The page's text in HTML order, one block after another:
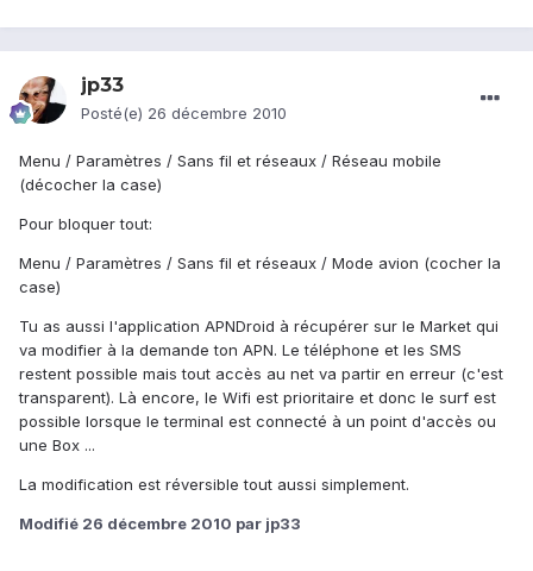
jp33
Posté(e) 26 décembre 2010
Menu / Paramètres / Sans fil et réseaux / Réseau mobile
(décocher la case)
Pour bloquer tout:
Menu / Paramètres / Sans fil et réseaux / Mode avion (cocher la
case)
Tu as aussi l'application APNDroid à récupérer sur le Market qui
va modifier à la demande ton APN. Le téléphone et les SMS
restent possible mais tout accès au net va partir en erreur (c'est
transparent). Là encore, le Wifi est prioritaire et donc le surf est
possible lorsque le terminal est connecté à un point d'accès ou
une Box ...
La modification est réversible tout aussi simplement.
Modifié 26 décembre 2010 par jp33